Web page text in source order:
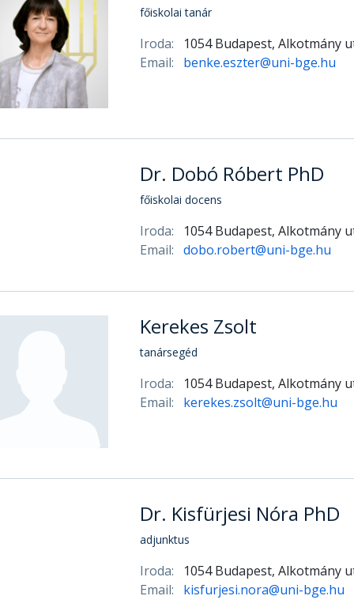
főiskolai tanár
Iroda:
1054 Budapest, Alkotmány
Email:
benke.eszter@uni-bge.hu
Dr. Dobó Róbert PhD
főiskolai docens
Iroda:
1054 Budapest, Alkotmány
Email: dobo.robert@uni-bge.hu
Kerekes Zsolt
tanársegéd
Iroda:
1054 Budapest, Alkotmány
Email:
kerekes.zsolt@uni-bge.hu
Dr. Kisfürjesi Nóra PhD
adjunktus
Iroda:
1054 Budapest, Alkotmány
Email:
kisfurjesi.nora@uni-bge.hu